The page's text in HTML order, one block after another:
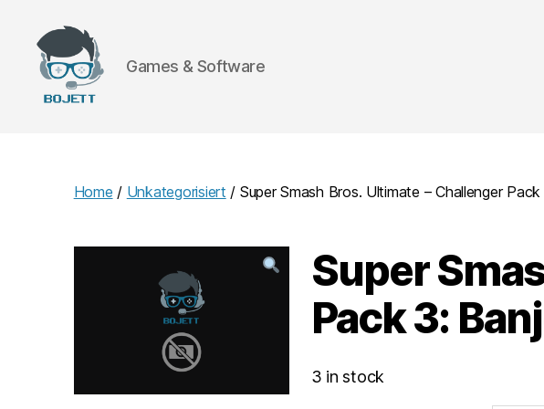
Games & Software
Home / Unkategorisiert / Super Smash Bros. Ultimate – Challenger
Super
Pack 3:
3 in stock